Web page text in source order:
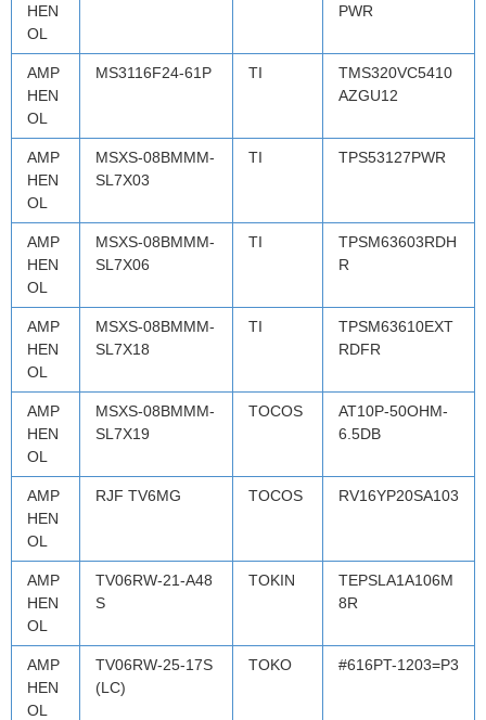
HEN
OL
PWR
AMP
HEN
OL
MS3116F24-61P TI
TMS320VC5410
AZGU12
AMP
HEN
OL
MSXS-08BMMM-
SL7X03
TI TPS53127PWR
AMP
HEN
OL
MSXS-08BMMM-
SL7X06
TI
TPSM63603RDH
R
AMP
HEN
OL
MSXS-08BMMM-
SL7X18
TI
TPSM63610EXT
RDFR
AMP
HEN
OL
MSXS-08BMMM-
SL7X19
TOCOS
AT10P-50OHM-
6.5DB
AMP
HEN
OL
RJF TV6MG TOCOS RV16YP20SA103
AMP
HEN
OL
TV06RW-21-A48
S
TOKIN
TEPSLA1A106M
8R
AMP
HEN
OL
TV06RW-25-17S
(LC)
TOKO #616PT-1203=P3